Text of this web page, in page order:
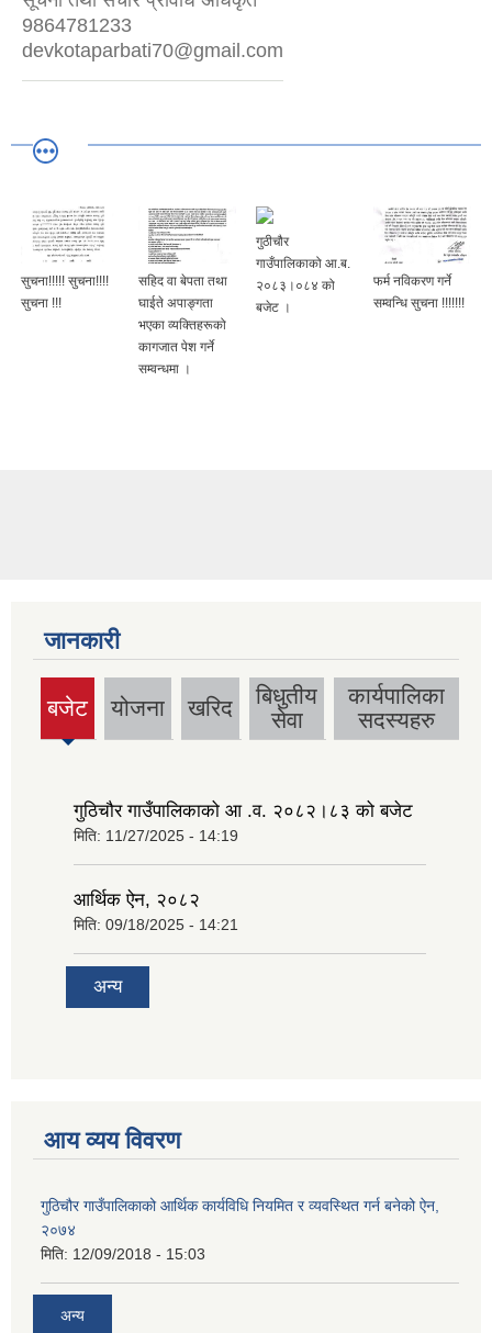
9864781233
devkotaparbati70@gmail.com
सुचना!!!!! सुचना!!!!
सुचना !!!
सहिद वा बेपता तथा
घाईते अपाङ्गता
भएका व्यक्तिहरूको
कागजात पेश गर्ने
सम्वन्धमा ।
गुठीचौर
गाउँपालिकाको आ.ब.
२०८३।०८४ को
बजेट ।
फर्म नविकरण गर्ने
सम्वन्धि सुचना !!!!!!!
जानकारी
बजेट
(active
tab)
योजना खरिद
बिधुतीय
सेवा
कार्यपालिका
सदस्यहरु
गुठिचौर गाउँपालिकाको आ .व. २०८२।८३ को बजेट
मिति: 11/27/2025 - 14:19
आर्थिक ऐन, २०८२
मिति: 09/18/2025 - 14:21
अन्य
आय व्यय विवरण
गुठिचौर गाउँपालिकाको आर्थिक कार्यविधि नियमित र व्यवस्थित गर्न बनेको ऐन,
२०७४
मिति: 12/09/2018 - 15:03
अन्य